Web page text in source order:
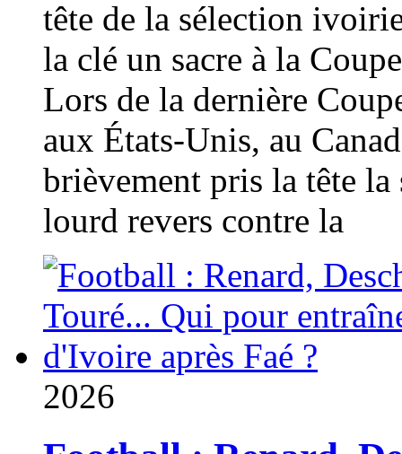
tête de la sélection
la clé un sacre à la
Lors de la dernière
aux États-Unis, au
brièvement pris la tête
lourd revers contre la
2026